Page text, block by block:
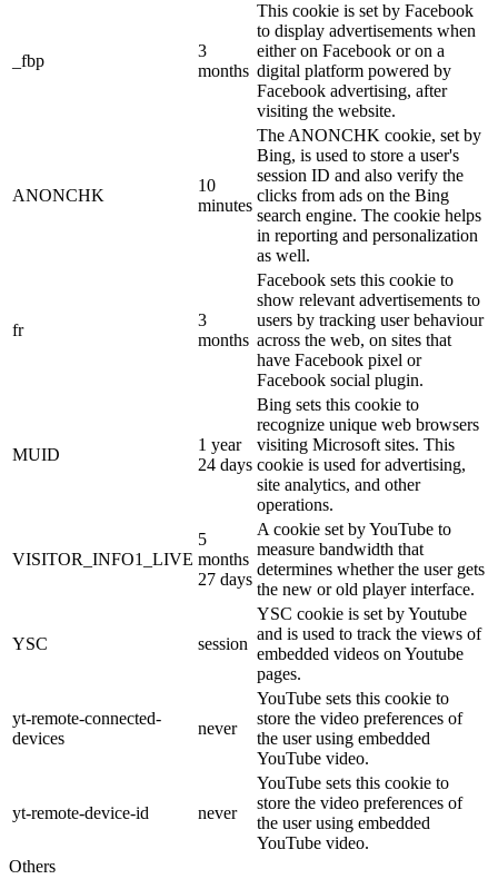
_fbp
3
months
This cookie is set by Facebook
to display advertisements when
either on Facebook or on a
digital platform powered by
Facebook advertising, after
visiting the website.
ANONCHK
10
minutes
The ANONCHK cookie, set by
Bing, is used to store a user's
session ID and also verify the
clicks from ads on the Bing
search engine. The cookie helps
in reporting and personalization
as well.
fr
3
months
Facebook sets this cookie to
show relevant advertisements to
users by tracking user behaviour
across the web, on sites that
have Facebook pixel or
Facebook social plugin.
MUID
1 year
24 days
Bing sets this cookie to
recognize unique web browsers
visiting Microsoft sites. This
cookie is used for advertising,
site analytics, and other
operations.
VISITOR_INFO1_LIVE
5
months
27 days
A cookie set by YouTube to
measure bandwidth that
determines whether the user gets
the new or old player interface.
YSC session
YSC cookie is set by Youtube
and is used to track the views of
embedded videos on Youtube
pages.
yt-remote-connected-
devices
never
YouTube sets this cookie to
store the video preferences of
the user using embedded
YouTube video.
yt-remote-device-id never
YouTube sets this cookie to
store the video preferences of
the user using embedded
YouTube video.
Others